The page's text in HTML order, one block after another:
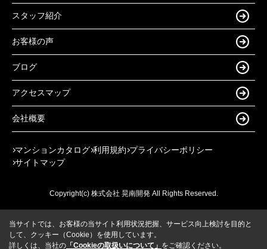
スタッフ紹介
お客様の声
ブログ
アクセスマップ
会社概要
マンションカタログ 利用規約 プライバシーポリシー
サイトマップ
Copyright(c) 株式会社 晃南開発 All Rights Reserved.
当サイトでは、お客様の当サイト利用状況把握、サービス向上検討を目的と
して、クッキー（Cookie）を使用しています。
詳しくは、当社の 「Cookieの取扱いについて」 をご確認ください。